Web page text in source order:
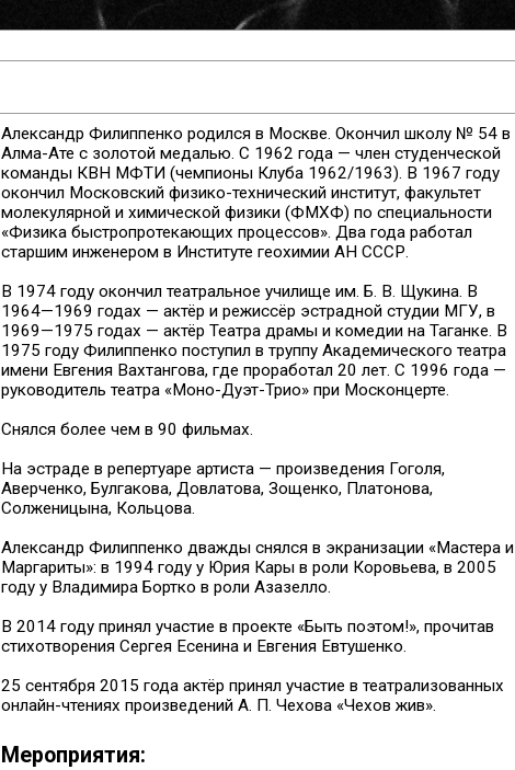
Александр Филиппенко родился в Москве. Окончил школу № 54 в
Алма-Ате с золотой медалью. С 1962 года — член студенческой
команды КВН МФТИ (чемпионы Клуба 1962/1963). В 1967 году
окончил Московский физико-технический институт, факультет
молекулярной и химической физики (ФМХФ) по специальности
«Физика быстропротекающих процессов». Два года работал
старшим инженером в Институте геохимии АН СССР.
В 1974 году окончил театральное училище им. Б. В. Щукина. В
1964—1969 годах — актёр и режиссёр эстрадной студии МГУ, в
1969—1975 годах — актёр Театра драмы и комедии на Таганке. В
1975 году Филиппенко поступил в труппу Академического театра
имени Евгения Вахтангова, где проработал 20 лет. С 1996 года —
руководитель театра «Моно-Дуэт-Трио» при Москонцерте.
Снялся более чем в 90 фильмах.
На эстраде в репертуаре артиста — произведения Гоголя,
Аверченко, Булгакова, Довлатова, Зощенко, Платонова,
Солженицына, Кольцова.
Александр Филиппенко дважды снялся в экранизации «Мастера и
Маргариты»: в 1994 году у Юрия Кары в роли Коровьева, в 2005
году у Владимира Бортко в роли Азазелло.
В 2014 году принял участие в проекте «Быть поэтом!», прочитав
стихотворения Сергея Есенина и Евгения Евтушенко.
25 сентября 2015 года актёр принял участие в театрализованных
онлайн-чтениях произведений А. П. Чехова «Чехов жив».
Мероприятия: